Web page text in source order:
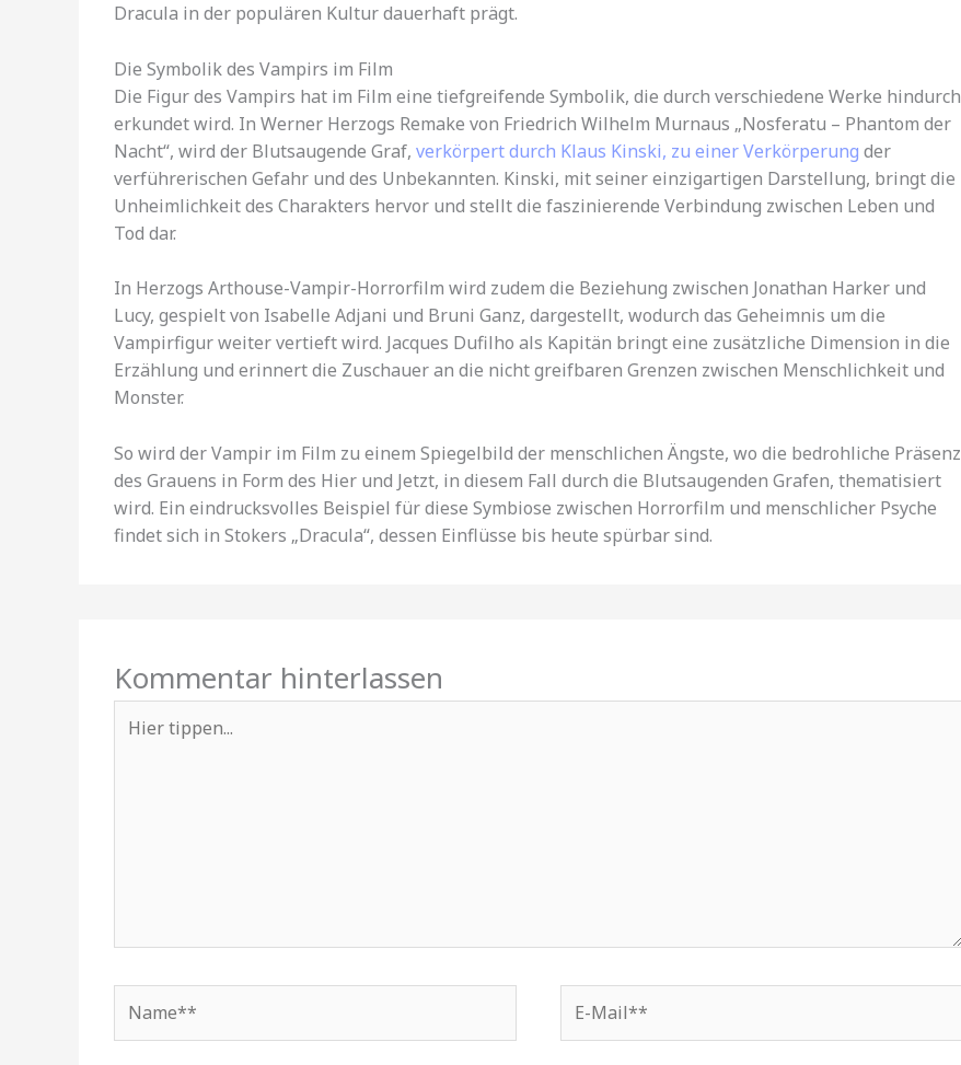
Dracula in der populären Kultur dauerhaft prägt.
Die Symbolik des Vampirs im Film
Die Figur des Vampirs hat im Film eine tiefgreifende Symbolik, die durch verschiedene Werke hindurch
erkundet wird. In Werner Herzogs Remake von Friedrich Wilhelm Murnaus „Nosferatu – Phantom der
Nacht“, wird der Blutsaugende Graf, verkörpert durch Klaus Kinski, zu einer Verkörperung der
verführerischen Gefahr und des Unbekannten. Kinski, mit seiner einzigartigen Darstellung, bringt die
Unheimlichkeit des Charakters hervor und stellt die faszinierende Verbindung zwischen Leben und
Tod dar.
In Herzogs Arthouse-Vampir-Horrorfilm wird zudem die Beziehung zwischen Jonathan Harker und
Lucy, gespielt von Isabelle Adjani und Bruni Ganz, dargestellt, wodurch das Geheimnis um die
Vampirfigur weiter vertieft wird. Jacques Dufilho als Kapitän bringt eine zusätzliche Dimension in die
Erzählung und erinnert die Zuschauer an die nicht greifbaren Grenzen zwischen Menschlichkeit und
Monster.
So wird der Vampir im Film zu einem Spiegelbild der menschlichen Ängste, wo die bedrohliche Präsenz
des Grauens in Form des Hier und Jetzt, in diesem Fall durch die Blutsaugenden Grafen, thematisiert
wird. Ein eindrucksvolles Beispiel für diese Symbiose zwischen Horrorfilm und menschlicher Psyche
findet sich in Stokers „Dracula“, dessen Einflüsse bis heute spürbar sind.
Kommentar hinterlassen
tippen...
Mail**